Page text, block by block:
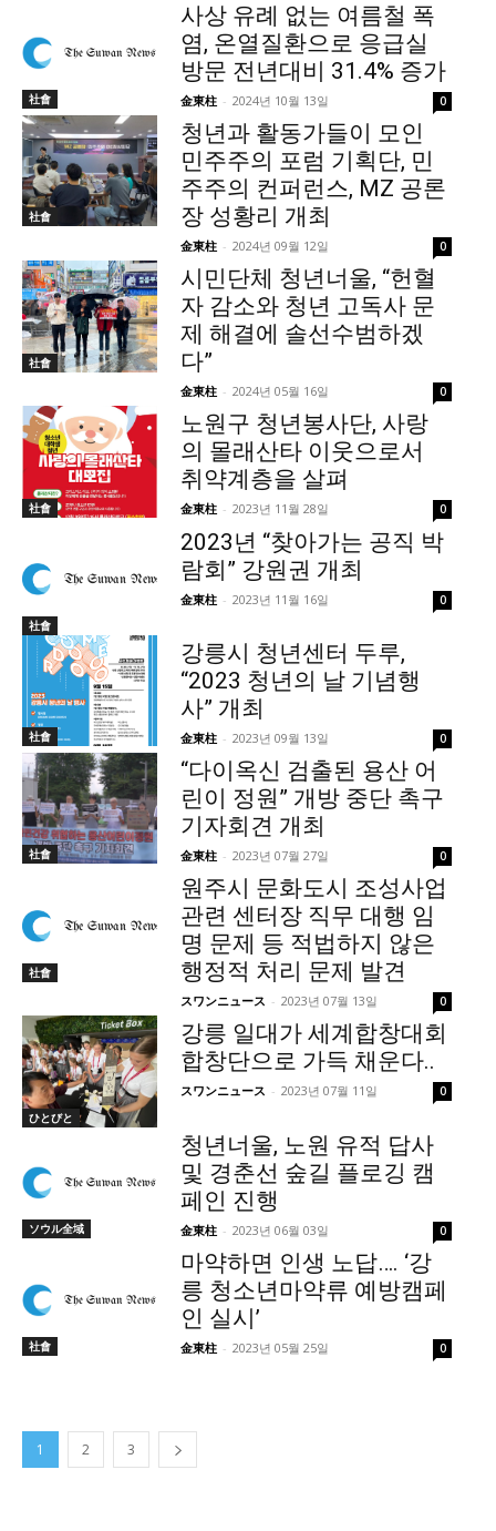
社會
사상 유례 없는 여름철 폭
염, 온열질환으로 응급실
방문 전년대비 31.4% 증가
金東柱 - 2024년 10월 13일 0
社會
청년과 활동가들이 모인
민주주의 포럼 기획단, 민
주주의 컨퍼런스, MZ 공론
장 성황리 개최
金東柱 - 2024년 09월 12일 0
社會
시민단체 청년너울, “헌혈
자 감소와 청년 고독사 문
제 해결에 솔선수범하겠
다”
金東柱 - 2024년 05월 16일 0
社會
노원구 청년봉사단, 사랑
의 몰래산타 이웃으로서
취약계층을 살펴
金東柱 - 2023년 11월 28일 0
社會
2023년 “찾아가는 공직 박
람회” 강원권 개최
金東柱 - 2023년 11월 16일 0
社會
강릉시 청년센터 두루,
“2023 청년의 날 기념행
사” 개최
金東柱 - 2023년 09월 13일 0
社會
“다이옥신 검출된 용산 어
린이 정원” 개방 중단 촉구
기자회견 개최
金東柱 - 2023년 07월 27일 0
社會
원주시 문화도시 조성사업
관련 센터장 직무 대행 임
명 문제 등 적법하지 않은
행정적 처리 문제 발견
スワンニュース - 2023년 07월 13일 0
ひとびと
강릉 일대가 세계합창대회
합창단으로 가득 채운다..
スワンニュース - 2023년 07월 11일 0
ソウル全域
청년너울, 노원 유적 답사
및 경춘선 숲길 플로깅 캠
페인 진행
金東柱 - 2023년 06월 03일 0
社會
마약하면 인생 노답…. ‘강
릉 청소년마약류 예방캠페
인 실시’
金東柱 - 2023년 05월 25일 0
1 2 3